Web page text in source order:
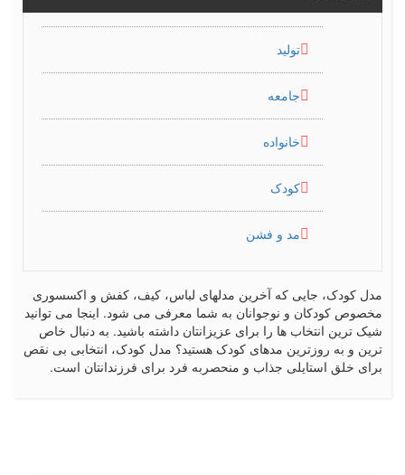
تولید
جامعه
خانواده
کودک
مد و فشن
مدل کودک، جایی که آخرین مدلهای لباس، کیف، کفش و اکسسوری
مخصوص کودکان و نوجوانان به شما معرفی می شود. اینجا می توانید
شیک ترین انتخاب ها را برای عزیزانتان داشته باشید. به دنبال خاص
ترین و به روزترین مدهای کودک هستید؟ مدل کودک، انتخابی بی نقص
برای خلق استایلی جذاب و منحصربه فرد برای فرزندانتان است.